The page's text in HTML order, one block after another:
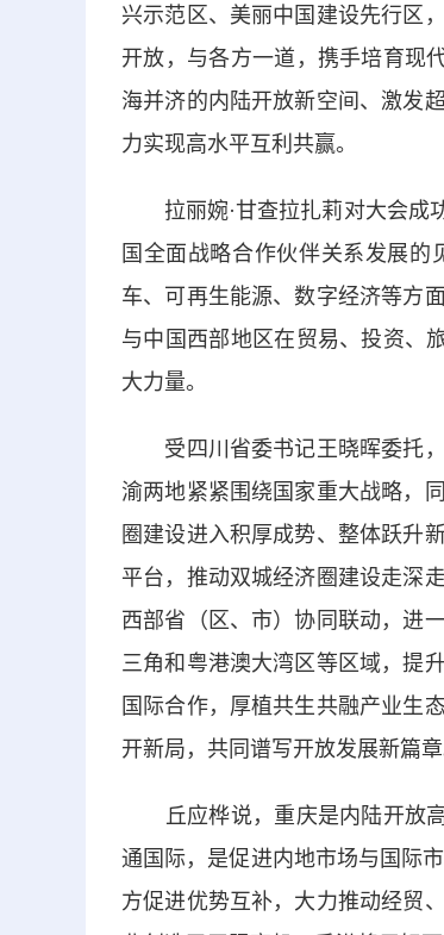
兴示范区、美丽中国建设先行区
开放，与各方一道，携手培育现
海并济的内陆开放新空间、激发
力实现高水平互利共赢。
拉丽婉·甘查拉扎莉对大会成功
国全面战略合作伙伴关系发展
车、可再生能源、数字经济等方
与中国西部地区在贸易、投资、
大力量。
受四川省委书记王晓晖委托，
渝两地紧紧围绕国家重大战略，
圈建设进入积厚成势、整体跃升
平台，推动双城经济圈建设走深
西部省（区、市）协同联动，进
三角和粤港澳大湾区等区域，提
国际合作，厚植共生共融产业生
开新局，共同谱写开放发展新篇章
丘应桦说，重庆是内陆开放高
通国际，是促进内地市场与国际
方促进优势互补，大力推动经贸